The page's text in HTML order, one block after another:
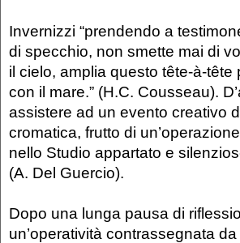
Invernizzi “prendendo a
di specchio, non smette mai di
il cielo, amplia questo tête-à-
con il mare.” (H.C. Cousseau).
assistere ad un evento creativo
cromatica, frutto di
nello Studio appartato e
(A. Del Guercio).
Dopo una lunga pausa di
un’operatività contrassegnata